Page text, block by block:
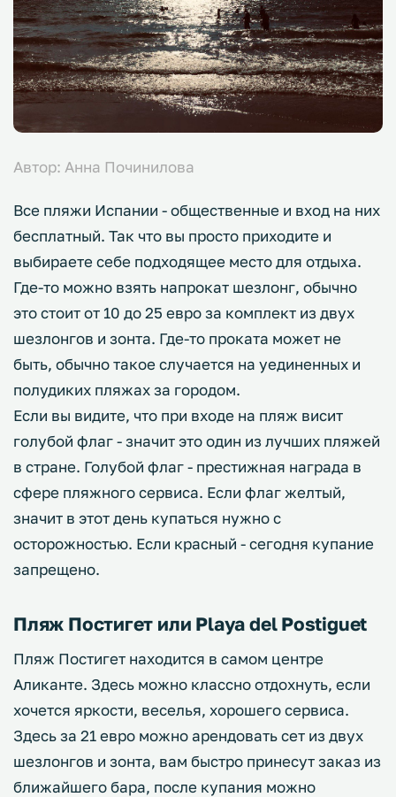
Автор: Анна Починилова
Все пляжи Испании - общественные и вход на них
бесплатный. Так что вы просто приходите и
выбираете себе подходящее место для отдыха.
Где-то можно взять напрокат шезлонг, обычно
это стоит от 10 до 25 евро за комплект из двух
шезлонгов и зонта. Где-то проката может не
быть, обычно такое случается на уединенных и
полудиких пляжах за городом.
Если вы видите, что при входе на пляж висит
голубой флаг - значит это один из лучших пляжей
в стране. Голубой флаг - престижная награда в
сфере пляжного сервиса. Если флаг желтый,
значит в этот день купаться нужно с
осторожностью. Если красный - сегодня купание
запрещено.
Пляж Постигет или Playa del Postiguet
Пляж Постигет находится в самом центре
Аликанте. Здесь можно классно отдохнуть, если
хочется яркости, веселья, хорошего сервиса.
Здесь за 21 евро можно арендовать сет из двух
шезлонгов и зонта, вам быстро принесут заказ из
ближайшего бара, после купания можно